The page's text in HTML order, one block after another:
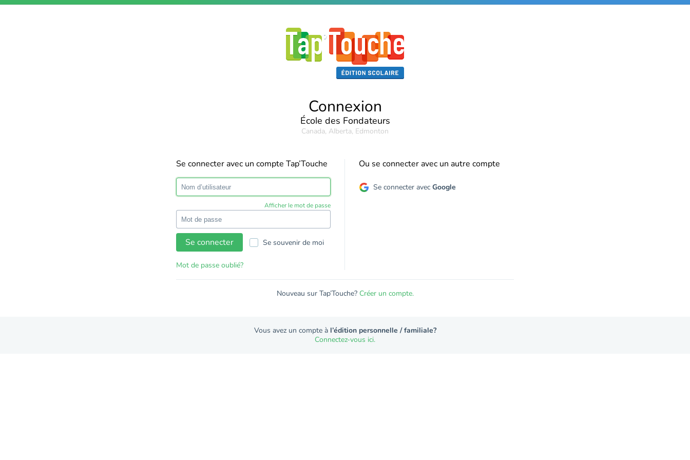
Connexion
École des Fondateurs
Canada, Alberta, Edmonton
Se connecter avec un compte Tap’Touche
Afficher le mot de passe
Se connecter Se souvenir de moi
Mot de passe oublié?
Ou se connecter avec un autre compte
Se connecter avec Google
Nouveau sur Tap’Touche? Créer un compte.
Vous avez un compte à l’édition personnelle / familiale?
Connectez-vous ici.